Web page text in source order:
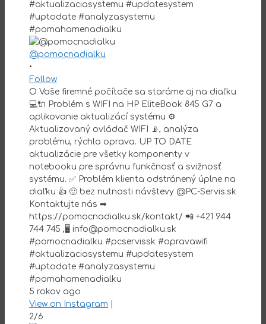
@pomocnadialku
•
Follow
O Vaše firemné počítače sa staráme aj na diaľku
💻🔌 Problém s WIFI na HP EliteBook 845 G7 a
aplikovanie aktualizácí systému ⚙️
Aktualizovaný ovládač WIFI 📡, analýza
problému, rýchla oprava. UP TO DATE
aktualizácie pre všetky komponenty v
notebooku pre správnu funkčnosť a svižnosť
systému. ✅ Problém klienta odstránený úplne na
diaľku 👍 🙂 bez nutnosti návštevy @PC-Servis.sk
Kontaktujte nás ➡
https://pomocnadialku.sk/kontakt/ 📲 +421 944
744 745 ,🖥 info@pomocnadialku.sk
#pomocnadialku #pcservissk #opravawifi
#aktualizaciasystemu #updatesystem
#uptodate #analyzasystemu
#pomahamenadialku
5 rokov ago
View on Instagram |
2/6